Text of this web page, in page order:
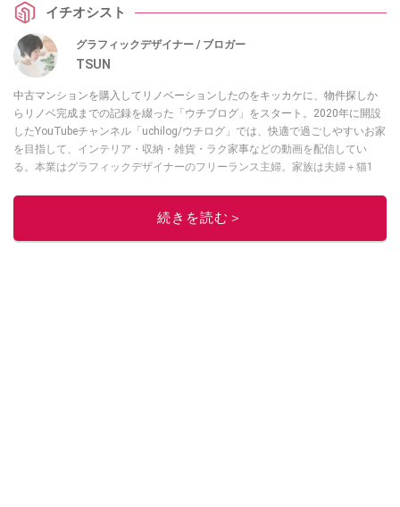
イチオシスト
グラフィックデザイナー / ブロガー
TSUN
中古マンションを購入してリノベーションしたのをキッカケに、物件探しか
らリノベ完成までの記録を綴った「ウチブログ」をスタート。2020年に開設
したYouTubeチャンネル「uchilog/ウチログ」では、快適で過ごしやすいお家
を目指して、インテリア・収納・雑貨・ラク家事などの動画を配信してい
る。本業はグラフィックデザイナーのフリーランス主婦。家族は夫婦＋猫1
ノベ人気事例1位
続きを読む＞